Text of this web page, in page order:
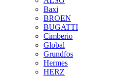
Baxi
BROEN
BUGATTI
Cimberio
Global
Grundfos
Hermes
HERZ